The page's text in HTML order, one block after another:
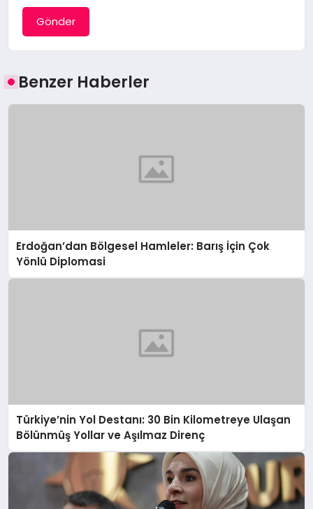
Gönder
Benzer Haberler
Erdoğan’dan Bölgesel Hamleler: Barış İçin Çok
Yönlü Diplomasi
Türkiye’nin Yol Destanı: 30 Bin Kilometreye Ulaşan
Bölünmüş Yollar ve Aşılmaz Direnç